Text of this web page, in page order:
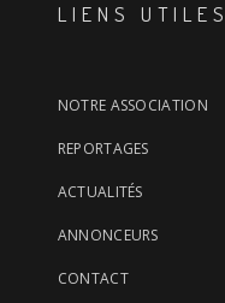
LIENS UTILES
NOTRE ASSOCIATION
REPORTAGES
ACTUALITÉS
ANNONCEURS
CONTACT